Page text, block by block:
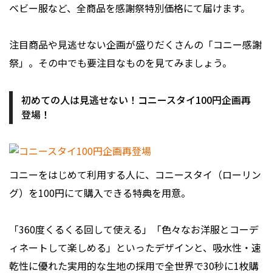
ベビー服など、全商品を感謝祭特別価格にて届けます。
注目商品や見逃せない企画が盛りだくさんの「コニー感謝
祭」。その中でも要注目なものを見てみましょう。
初めての人は見逃せない！コニースタイ100円企画再
登場！
コニーをはじめて利用する人に、コニースタイ（ローリン
グ）を100円にて購入できる特典を用意。
「360度くるくる回して使える」「色々なお洋服とコーデ
ィネートして楽しめる」といったデザインと、吸水性・速
乾性に優れた実用的な生地の採用で全世界で30秒に1枚購